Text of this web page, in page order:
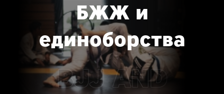
БЖЖ и
единоборства
BJJ AND